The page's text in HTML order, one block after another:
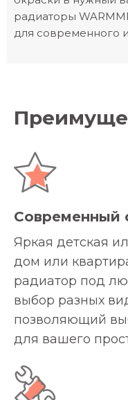
радиаторы
для современного
Современный
Яркая детская
дом или
радиатор под
выбор разных
позволяющий
для вашего